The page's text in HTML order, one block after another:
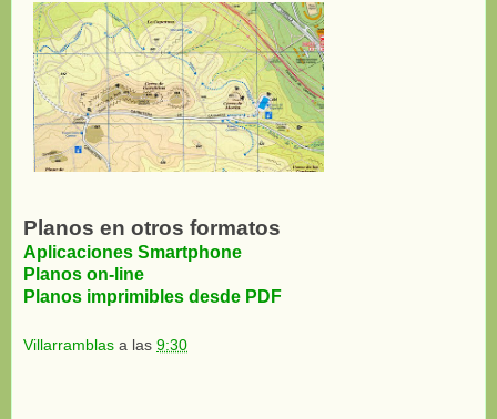
Planos en otros formatos
Aplicaciones Smartphone
Planos on-line
Planos imprimibles desde PDF
Villarramblas a las 9:30